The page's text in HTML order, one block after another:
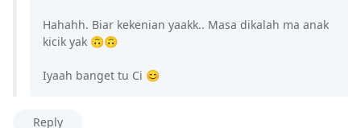
Hahahh. Biar kekenian yaakk.. Masa dikalah ma anak
kicik yak 🙃🙃
Iyaah banget tu Ci 😊
Reply